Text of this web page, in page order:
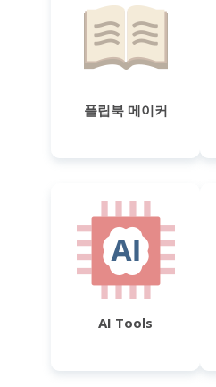
플립북 메이커
AI Tools